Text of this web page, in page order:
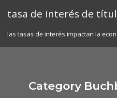
tasa de interés de
las tasas de interés impactan la
Category